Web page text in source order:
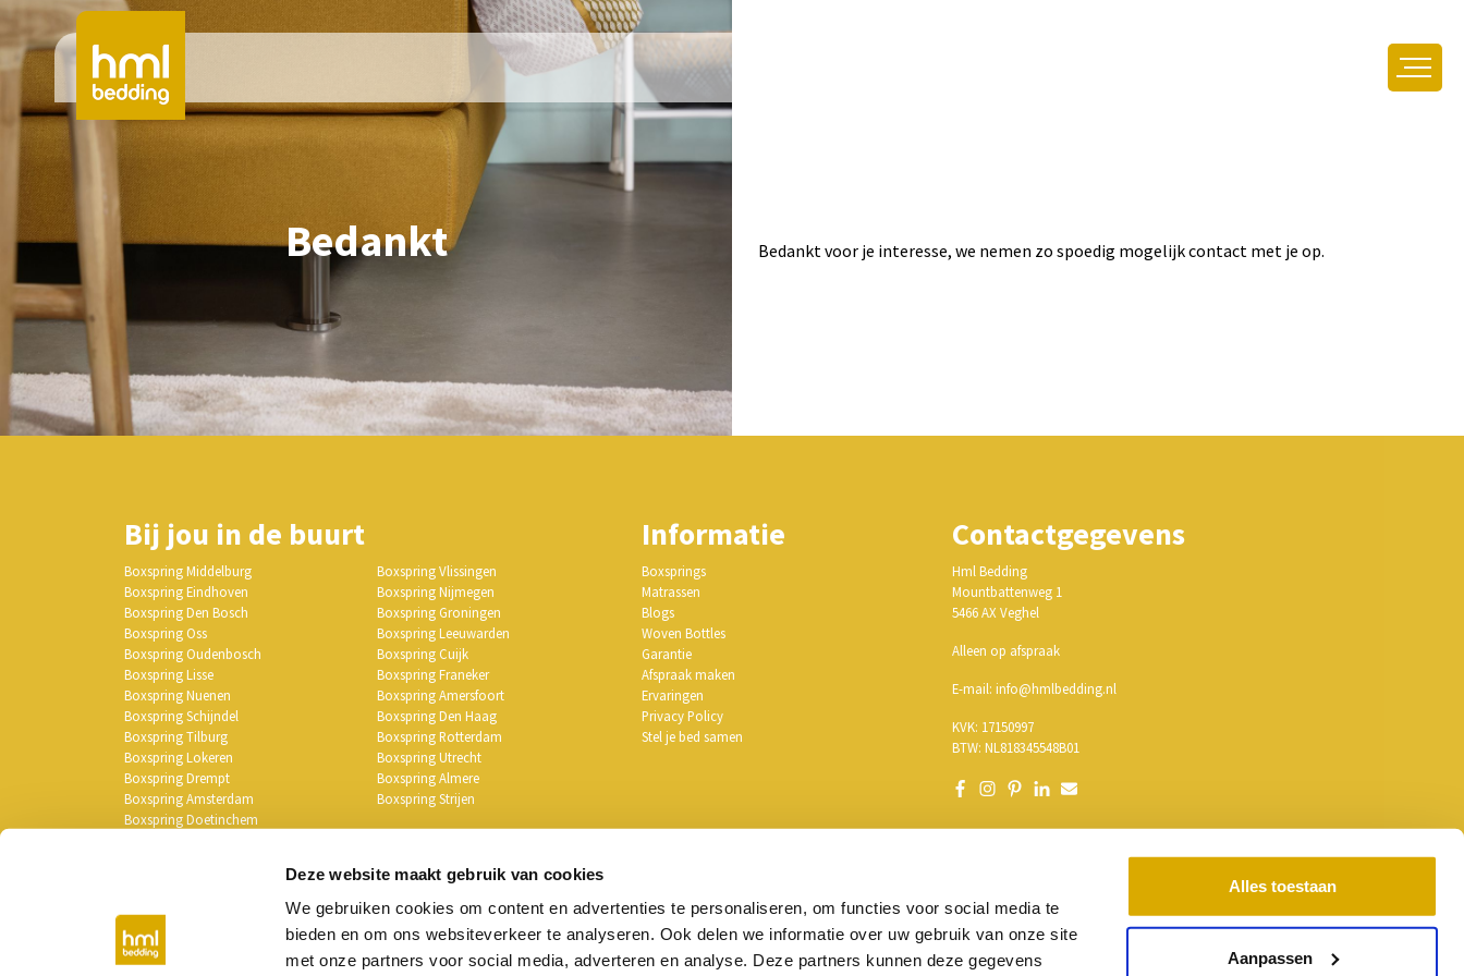
Deze website maakt gebruik van cookies
We gebruiken cookies om content en advertenties te personaliseren, om functies voor social media te
bieden en om ons websiteverkeer te analyseren. Ook delen we informatie over uw gebruik van onze site
met onze partners voor social media, adverteren en analyse. Deze partners kunnen deze gegevens
Alles toestaan
Aanpassen
Bedankt Bedankt voor je interesse, we nemen zo spoedig mogelijk contact met je op.
Bij jou in de buurt
Boxspring Middelburg
Boxspring Eindhoven
Boxspring Den Bosch
Boxspring Oss
Boxspring Oudenbosch
Boxspring Lisse
Boxspring Nuenen
Boxspring Schijndel
Boxspring Tilburg
Boxspring Lokeren
Boxspring Drempt
Boxspring Amsterdam
Boxspring Doetinchem
Boxspring Vlissingen
Boxspring Nijmegen
Boxspring Groningen
Boxspring Leeuwarden
Boxspring Cuijk
Boxspring Franeker
Boxspring Amersfoort
Boxspring Den Haag
Boxspring Rotterdam
Boxspring Utrecht
Boxspring Almere
Boxspring Strijen
Informatie
Boxsprings
Matrassen
Blogs
Woven Bottles
Garantie
Afspraak maken
Ervaringen
Privacy Policy
Stel je bed samen
Contactgegevens
Hml Bedding
Mountbattenweg 1
5466 AX Veghel
Alleen op afspraak
E-mail: info@hmlbedding.nl
KVK: 17150997
BTW: NL818345548B01